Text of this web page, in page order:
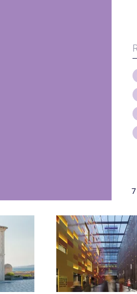
7